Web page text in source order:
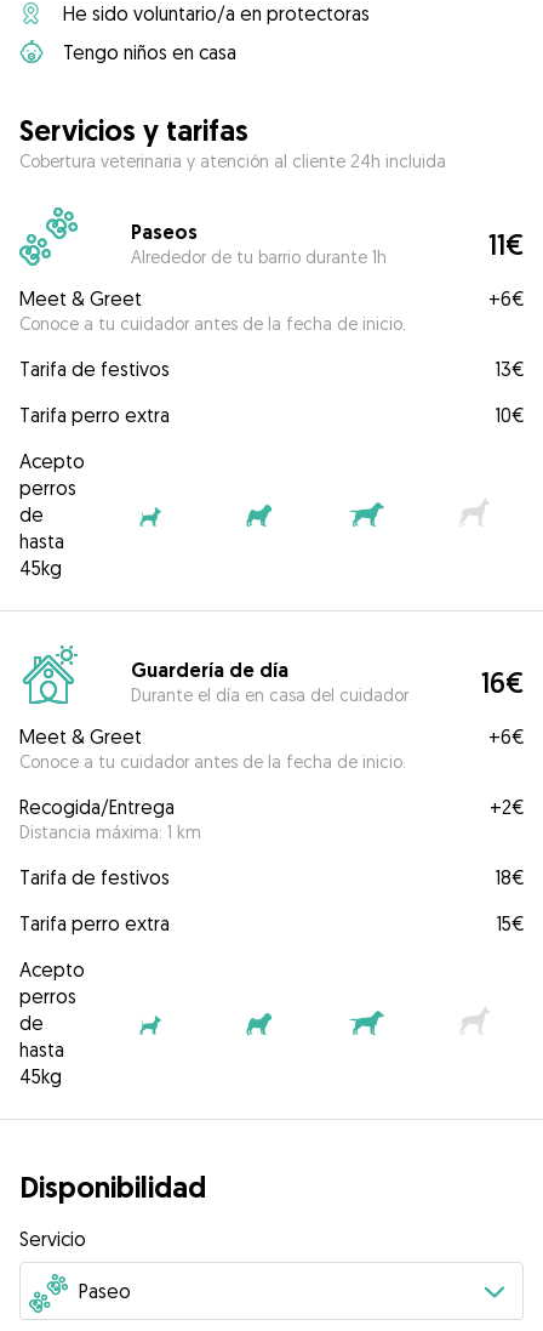
He sido voluntario/a en protectoras
Tengo niños en casa
Servicios y tarifas
Cobertura veterinaria y atención al cliente 24h incluida
Paseos
Alrededor de tu barrio durante 1h 11€
Meet & Greet
Conoce a tu cuidador antes de la fecha de inicio.
+6€
Tarifa de festivos
13€
Tarifa perro extra
10€
Acepto
perros
de
hasta
45kg
Guardería de día
Durante el día en casa del cuidador 16€
Meet & Greet
Conoce a tu cuidador antes de la fecha de inicio.
+6€
Recogida/Entrega
Distancia máxima: 1 km
+2€
Tarifa de festivos
18€
Tarifa perro extra
15€
Acepto
perros
de
hasta
45kg
Disponibilidad
Servicio